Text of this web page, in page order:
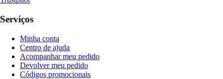
Serviços
Minha conta
Centro de ajuda
Acompanhar meu pedido
Devolver meu pedido
Códigos promocionais